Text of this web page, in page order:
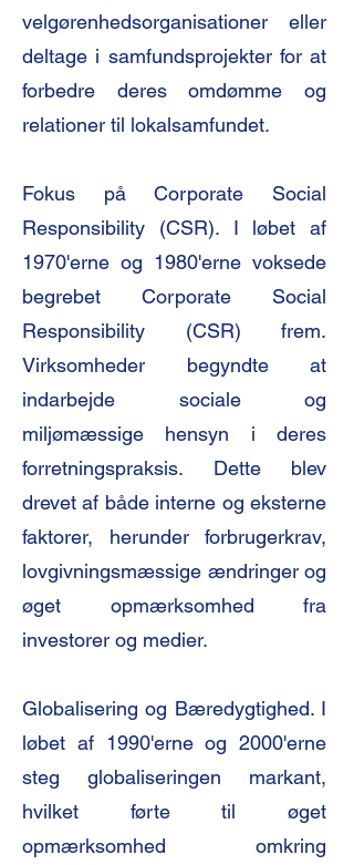
velgørenhedsorganisationer eller
deltage i samfundsprojekter for at
forbedre deres omdømme og
relationer til lokalsamfundet.
Fokus på Corporate Social
Responsibility (CSR). I løbet af
1970'erne og 1980'erne voksede
begrebet Corporate Social
Responsibility (CSR) frem.
Virksomheder begyndte at
indarbejde sociale og
miljømæssige hensyn i deres
forretningspraksis. Dette blev
drevet af både interne og eksterne
faktorer, herunder forbrugerkrav,
lovgivningsmæssige ændringer og
øget opmærksomhed fra
investorer og medier.
Globalisering og Bæredygtighed. I
løbet af 1990'erne og 2000'erne
steg globaliseringen markant,
hvilket førte til øget
opmærksomhed omkring